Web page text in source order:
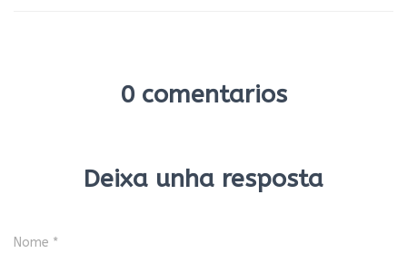
0 comentarios
Deixa unha resposta
Nome *